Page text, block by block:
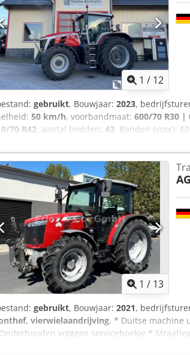
1 / 12
gebruikt, Bouwjaar: 2023,
50 km/h, voorbandmaat: 600/70 R30 |
70 R42, aantal bedden: 43, Banden (voor):
registratie: 19.12.2024. Prijs: 199.000,00
ca. 850. Basisuitrusting/technische
14396) * Maximaal koppel: 1280 Nm * 6
(DOC+SC+SCR) zonder
ventilatorregeling Dcedpfx Asw E N
met voorfilter voor grove
waterafscheider * 500 liter brandstoftank
1 / 13
gebruikt, Bouwjaar: 2021,
vierwielaandrijving, * Duitse machine
volgens serviceboekje *
6.200 kg * Bandenmaat 340/85